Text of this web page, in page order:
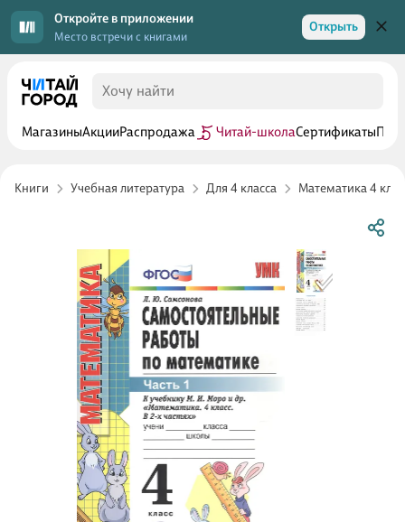
Откройте в приложении
Место встречи с книгами
Открыть
МагазиныАкцииРаспродажа Читай-школаСертификаты
Книги Учебная литература Для 4 класса Математика 4